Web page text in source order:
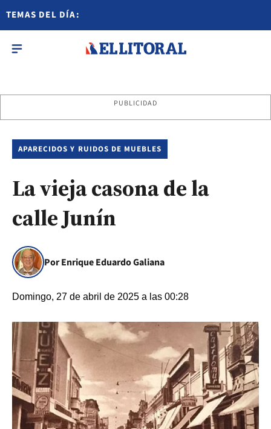
TEMAS DEL DÍA:
PUBLICIDAD
APARECIDOS Y RUIDOS DE MUEBLES
La vieja casona de la
calle Junín
Por Enrique Eduardo Galiana
Domingo, 27 de abril de 2025 a las 00:28